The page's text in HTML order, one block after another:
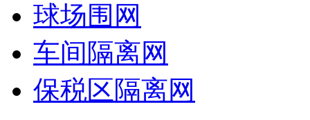
球场围网
车间隔离网
保税区隔离网